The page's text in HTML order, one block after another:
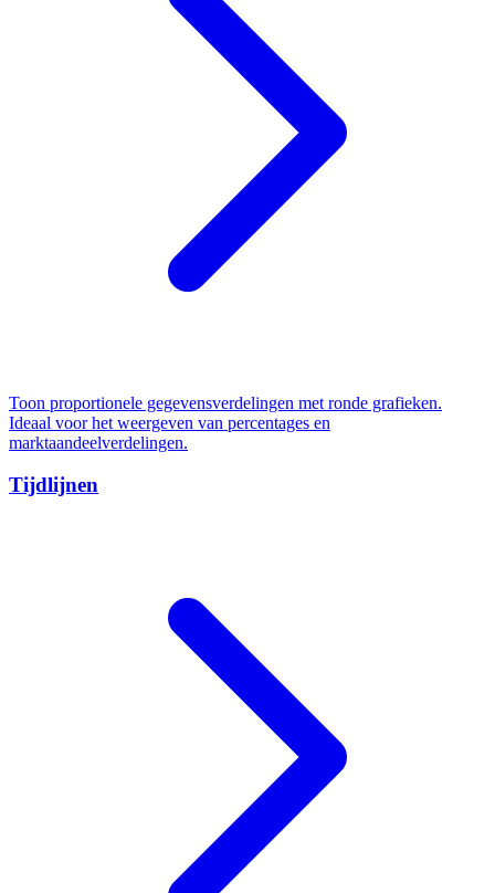
Toon proportionele gegevensverdelingen met ronde grafieken.
Ideaal voor het weergeven van percentages en
marktaandeelverdelingen.
Tijdlijnen